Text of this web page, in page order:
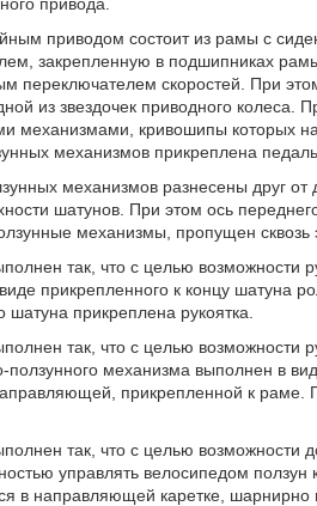
приводом состоит из рамы с
закрепленную в подшипниках
переключателем скоростей. При
из звездочек приводного колеса.
кривошипы которых
механизмов прикреплена педаль.
механизмов разнесены друг
шатунов. При этом ось
механизмы, пропущен сквозь
так, что с целью возможности
прикрепленного к концу шатуна
прикреплена рукоятка.
так, что с целью возможности
ползунного механизма выполнен в
прикрепленной к раме.
так, что с целью возможности
управлять велосипедом ползун
в направляющей каретке,